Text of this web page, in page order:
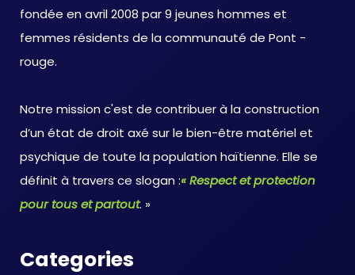
fondée en avril 2008 par 9 jeunes hommes et
femmes résidents de la communauté de Pont -
rouge.
Notre mission c'est de contribuer à la construction
d’un état de droit axé sur le bien-être matériel et
psychique de toute la population haïtienne. Elle se
définit à travers ce slogan :« Respect et protection
pour tous et partout. »
Categories